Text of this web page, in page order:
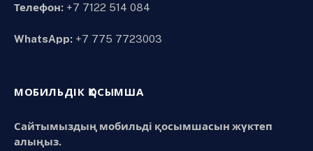
Телефон: +7 7122 514 084
WhatsApp: +7 775 7723003
МОБИЛЬДІК ҚОСЫМША
Сайтымыздың мобильді қосымшасын жүктеп
алыңыз.